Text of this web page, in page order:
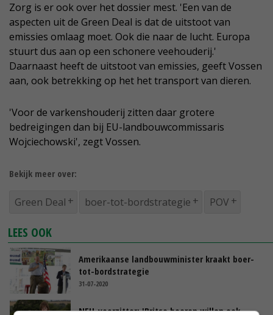
Zorg is er ook over het dossier mest. 'Een van de
aspecten uit de Green Deal is dat de uitstoot van
emissies omlaag moet. Ook die naar de lucht. Europa
stuurt dus aan op een schonere veehouderij.'
Daarnaast heeft de uitstoot van emissies, geeft Vossen
aan, ook betrekking op het het transport van dieren.
'Voor de varkenshouderij zitten daar grotere
bedreigingen dan bij EU-landbouwcommissaris
Wojciechowski', zegt Vossen.
Bekijk meer over:
Green Deal boer-tot-bordstrategie POV
LEES OOK
Amerikaanse landbouwminister kraakt boer-
tot-bordstrategie
31-07-2020
NFU-voorzitter: 'Britse boeren willen ook